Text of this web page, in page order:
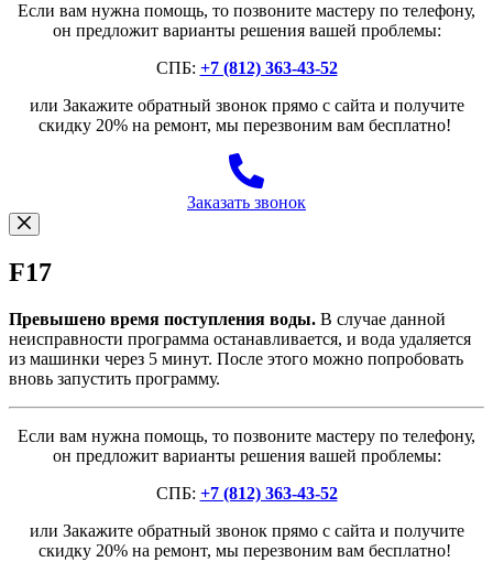
Если вам нужна помощь, то позвоните мастеру по телефону,
он предложит варианты решения вашей проблемы:
СПБ: +7 (812) 363-43-52
или Закажите обратный звонок прямо с сайта и получите
скидку 20% на ремонт, мы перезвоним вам бесплатно!
Заказать звонок
F17
Превышено время поступления воды. В случае данной
неисправности программа останавливается, и вода удаляется
из машинки через 5 минут. После этого можно попробовать
вновь запустить программу.
Если вам нужна помощь, то позвоните мастеру по телефону,
он предложит варианты решения вашей проблемы:
СПБ: +7 (812) 363-43-52
или Закажите обратный звонок прямо с сайта и получите
скидку 20% на ремонт, мы перезвоним вам бесплатно!